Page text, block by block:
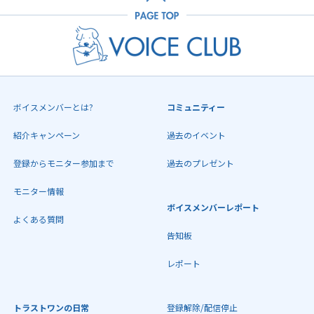
ボイスメンバーとは?
紹介キャンペーン
登録からモニター参加まで
モニター情報
よくある質問
コミュニティー
過去のイベント
過去のプレゼント
ボイスメンバーレポート
告知板
レポート
トラストワンの日常 登録解除/配信停止